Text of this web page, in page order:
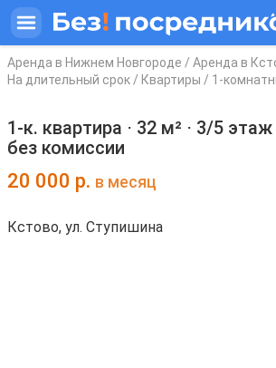
Аренда в Нижнем Новгороде / Аренда в
На длительный срок / Квартиры / 1-
1-к. квартира ⋅ 32 м² ⋅ 3/5 этаж
без комиссии
20 000 р. в месяц
Кстово, ул. Ступишина